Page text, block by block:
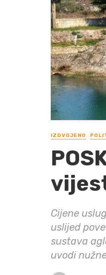
IZDVOJENO
Cijene
uslijed
sustava
uvodi